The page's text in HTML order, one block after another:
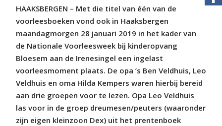
HAAKSBERGEN – Met die titel van één van de
voorleesboeken vond ook in Haaksbergen
maandagmorgen 28 januari 2019 in het kader van
de Nationale Voorleesweek bij kinderopvang
Bloesem aan de Irenesingel een ingelast
voorleesmoment plaats. De opa ’s Ben Veldhuis, Leo
Veldhuis en oma Hilda Kempers waren hierbij bereid
aan drie groepen voor te lezen. Opa Leo Veldhuis
las voor in de groep dreumesen/peuters (waaronder
zijn eigen kleinzoon Dex) uit het prentenboek